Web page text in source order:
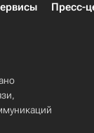
Пресс-